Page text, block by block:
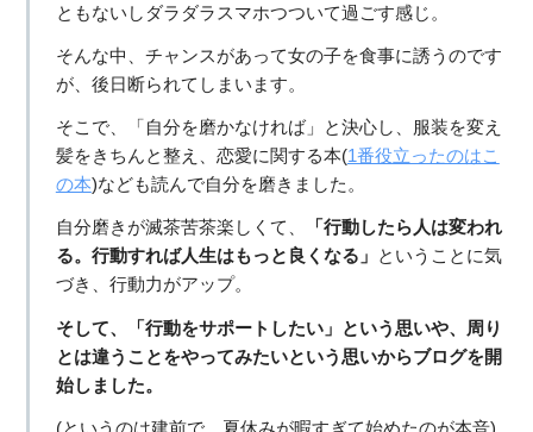
ともないしダラダラスマホつついて過ごす感じ。
そんな中、チャンスがあって女の子を食事に誘うのです
が、後日断られてしまいます。
そこで、「自分を磨かなければ」と決心し、服装を変え
髪をきちんと整え、恋愛に関する本(1番役立ったのはこ
の本)なども読んで自分を磨きました。
自分磨きが滅茶苦茶楽しくて、
「行動したら人は変われ
る。行動すれば人生はもっと良くなる」 ということに気
づき、行動力がアップ。
そして、「行動をサポートしたい」という思いや、周り
とは違うことをやってみたいという思いからブログを開
始しました。